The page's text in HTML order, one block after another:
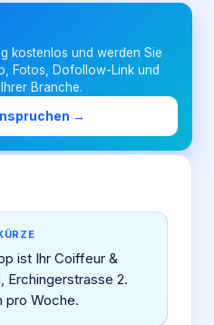
kostenlos und werden Sie
Fotos, Dofollow-Link und
Branche.
→
ist Ihr Coiffeur &
Erchingerstrasse 2.
pro Woche.